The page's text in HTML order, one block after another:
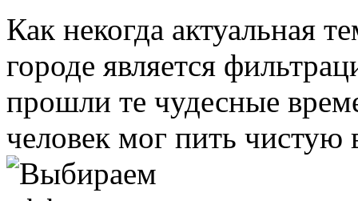
Как некогда актуальная
городе является
прошли те чудесные
человек мог пить чистую